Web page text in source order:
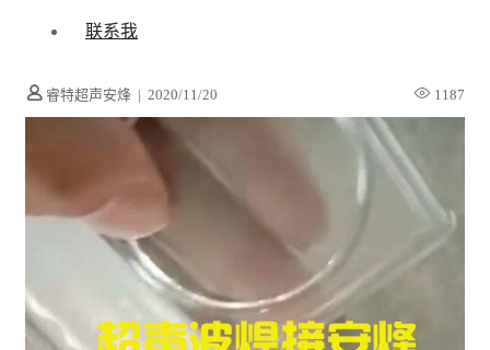
联系我
睿特超声安烽 | 2020/11/20 1187